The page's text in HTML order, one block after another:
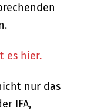
es hier.
nur das
IFA,